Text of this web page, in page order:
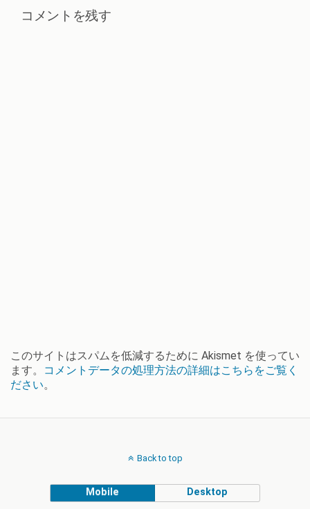
コメントを残す
このサイトはスパムを低減するために Akismet を使ってい
ます。
コメントデータの処理方法の詳細はこちらをご覧く
ださい。
Back to top
Mobile Desktop